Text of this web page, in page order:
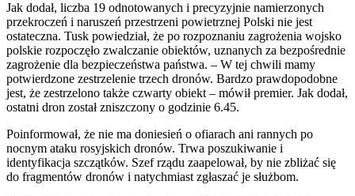
Jak dodał, liczba 19 odnotowanych i precyzyjnie namierzonych
przekroczeń i naruszeń przestrzeni powietrznej Polski nie jest
ostateczna. Tusk powiedział, że po rozpoznaniu zagrożenia wojsko
polskie rozpoczęło zwalczanie obiektów, uznanych za bezpośrednie
zagrożenie dla bezpieczeństwa państwa. – W tej chwili mamy
potwierdzone zestrzelenie trzech dronów. Bardzo prawdopodobne
jest, że zestrzelono także czwarty obiekt – mówił premier. Jak dodał,
ostatni dron został zniszczony o godzinie 6.45.
Poinformował, że nie ma doniesień o ofiarach ani rannych po
nocnym ataku rosyjskich dronów. Trwa poszukiwanie i
identyfikacja szczątków. Szef rządu zaapelował, by nie zbliżać się
do fragmentów dronów i natychmiast zgłaszać je służbom.